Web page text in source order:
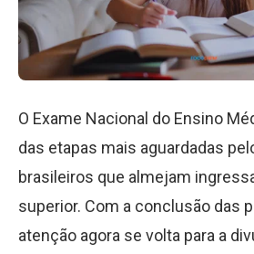
O Exame Nacional do Ensino
das etapas mais aguardadas
brasileiros que almejam
superior. Com a conclusão das
atenção agora se volta para a